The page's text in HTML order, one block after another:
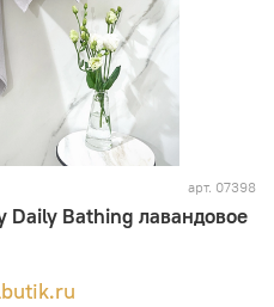
арт. 07398
Bathing лавандовое